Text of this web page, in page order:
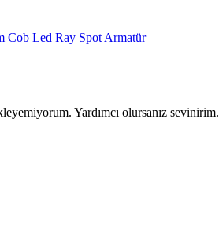
Cob Led Ray Spot Armatür
Yardımcı olursanız sevinirim.